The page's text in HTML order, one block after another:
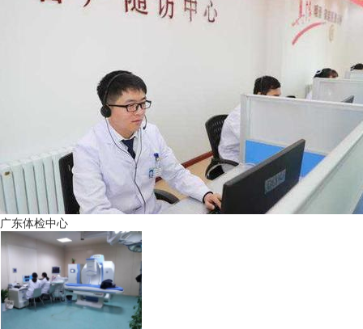
广东体检中心